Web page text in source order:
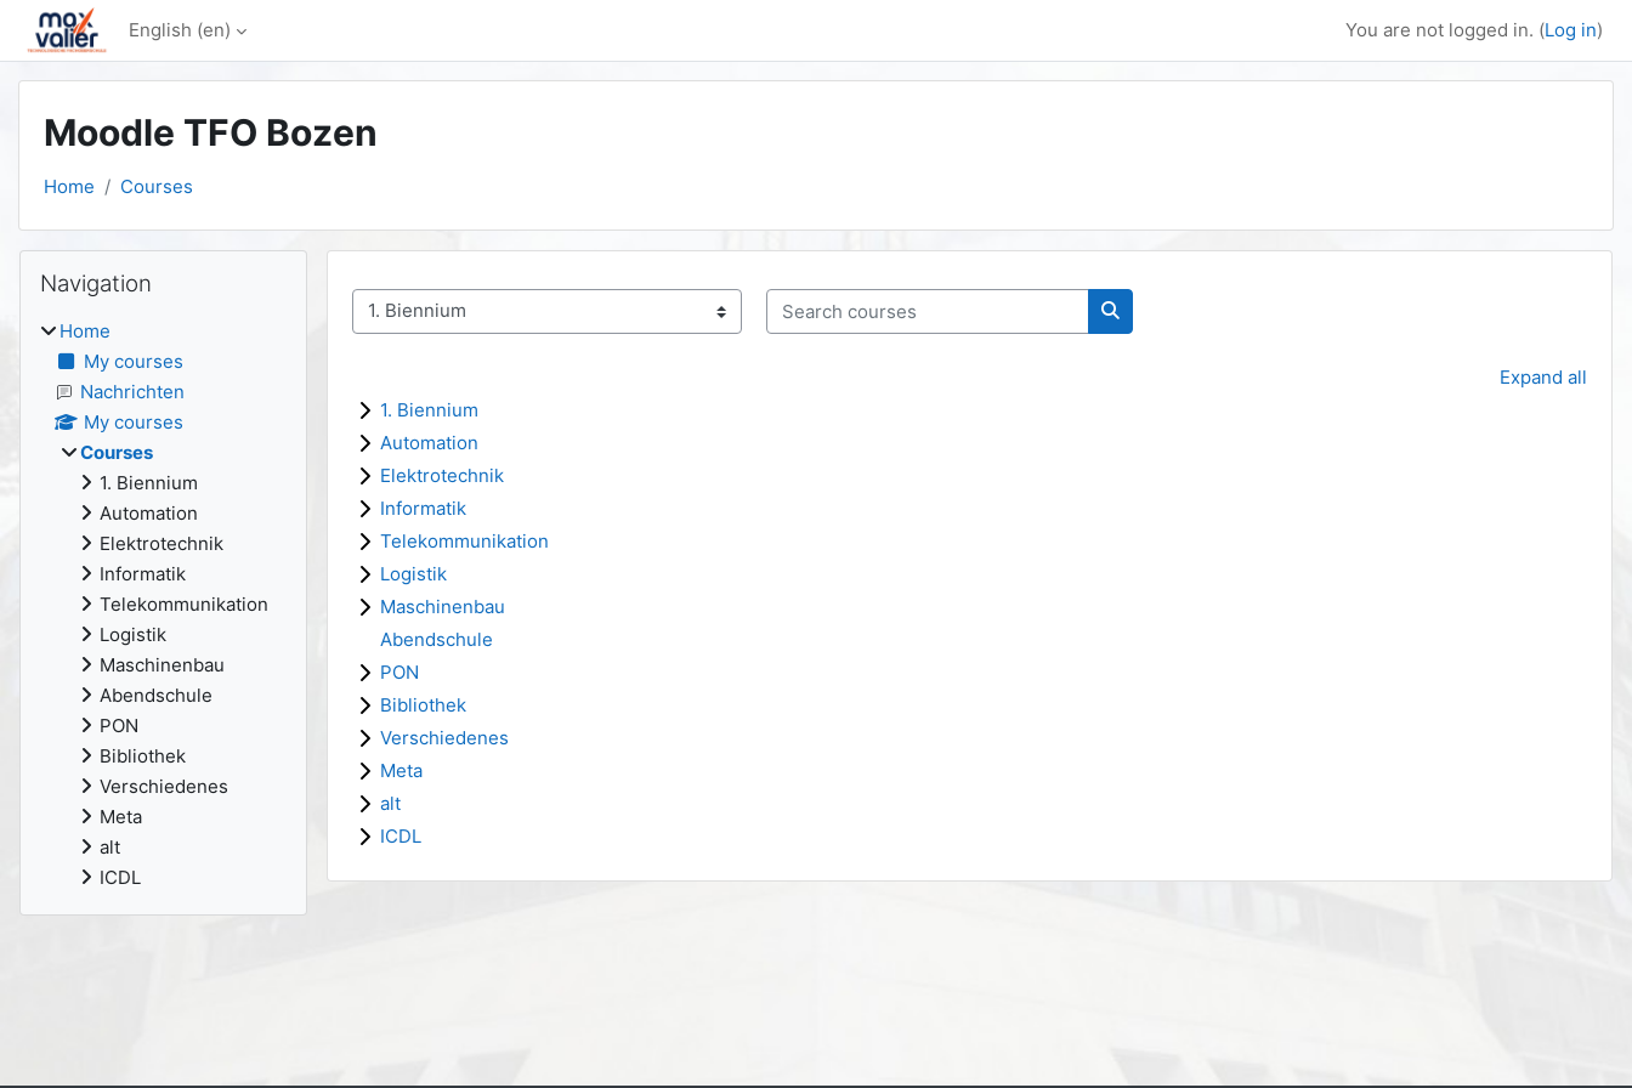
Skip to main content
English ‎(en)‎ You are not logged in. (Log in)
Moodle TFO Bozen
Home Courses
Course categories
Search courses
Search courses
Expand all
1. Biennium
Automation
Elektrotechnik
Informatik
Telekommunikation
Logistik
Maschinenbau
Abendschule
PON
Bibliothek
Verschiedenes
Meta
alt
ICDL
Blocks
Navigation
Home
My courses
Nachrichten
My courses
Courses
1. Biennium
Automation
Elektrotechnik
Informatik
Telekommunikation
Logistik
Maschinenbau
Abendschule
PON
Bibliothek
Verschiedenes
Meta
alt
ICDL